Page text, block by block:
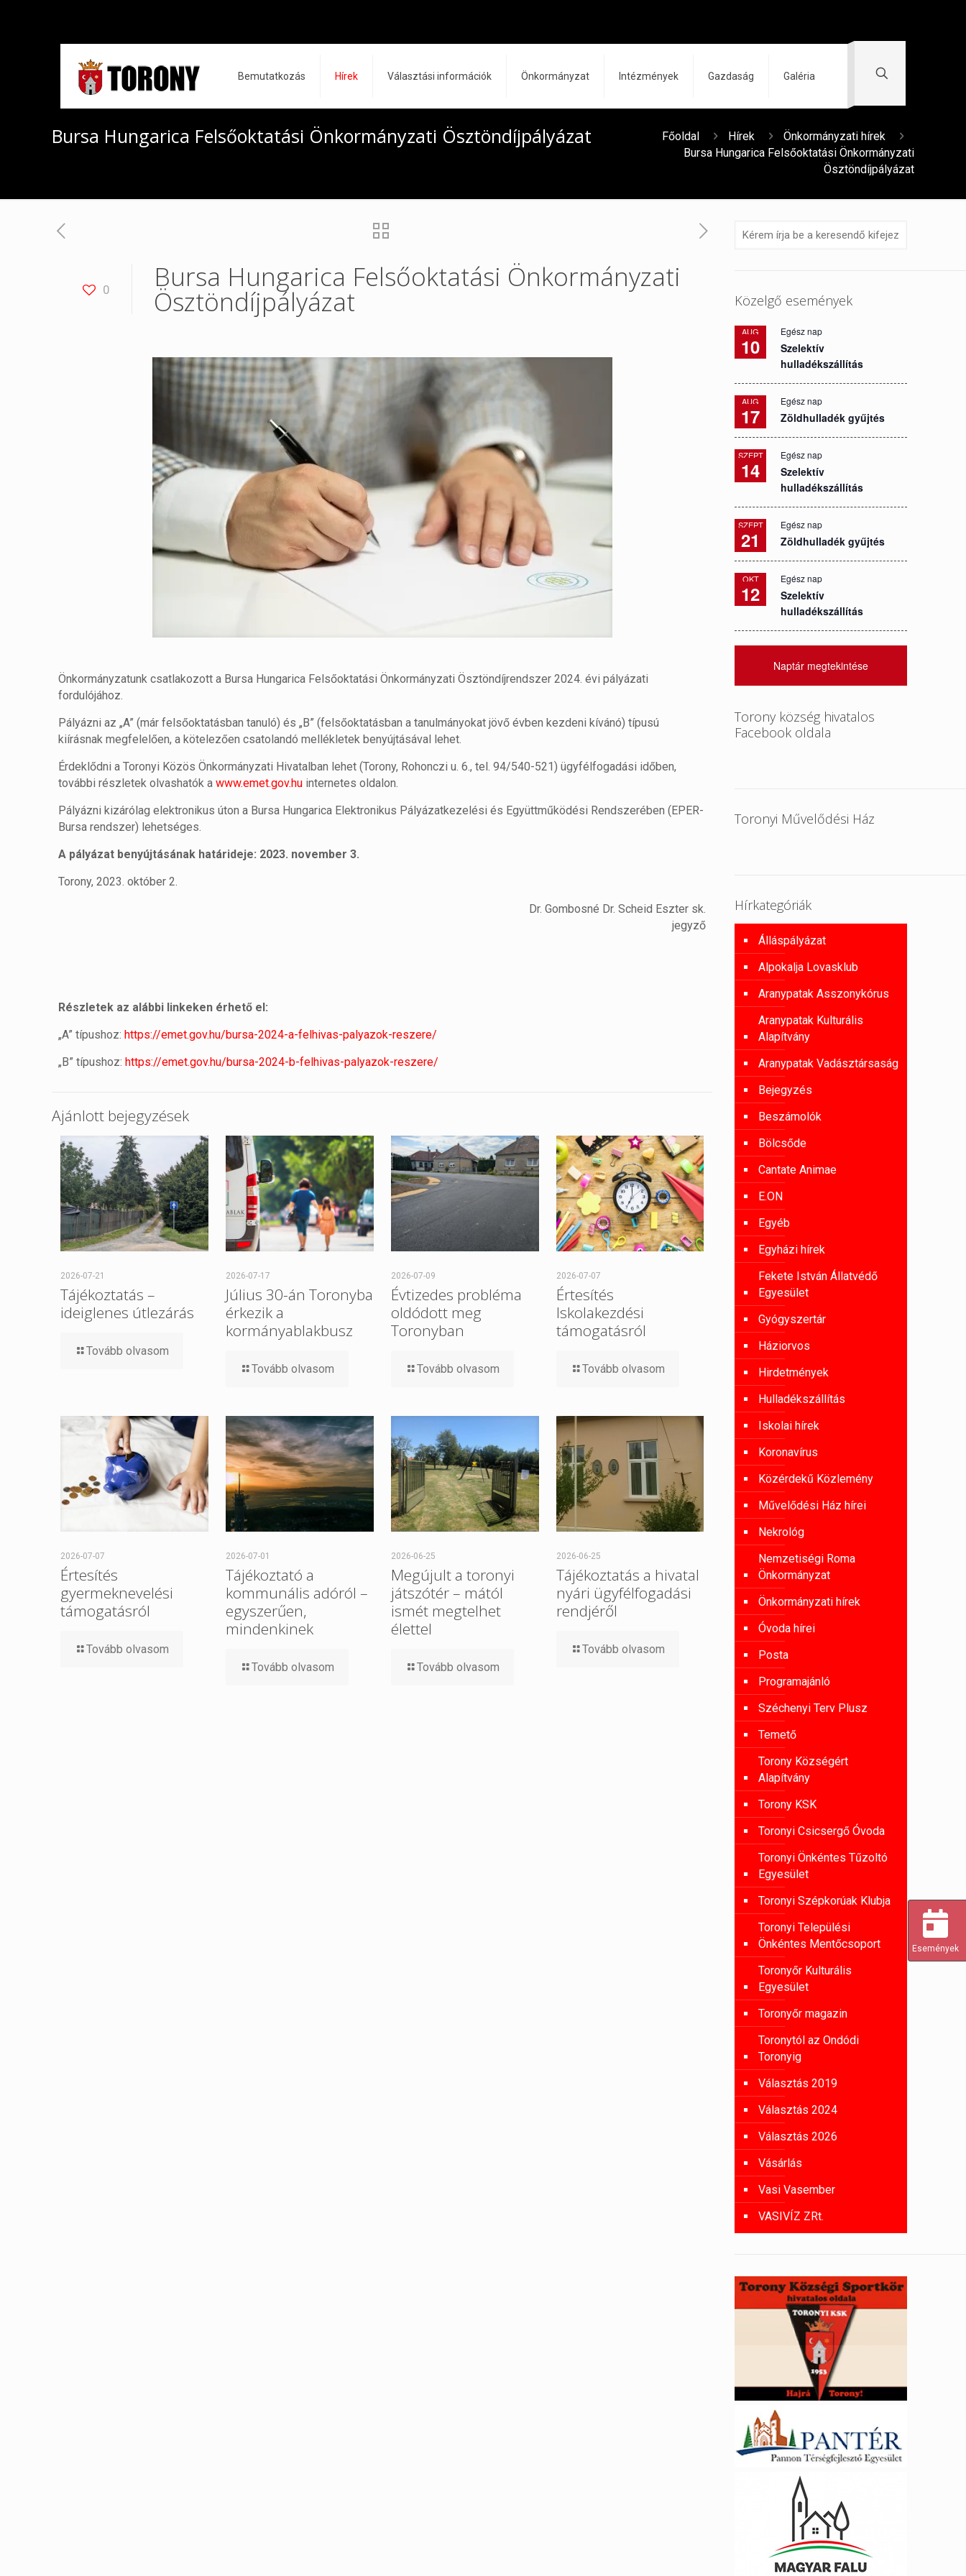
Bemutatkozás Hírek Választási információk Önkormányzat Intézmények Gazdaság Galéria
Bursa Hungarica Felsőoktatási Önkormányzati Ösztöndíjpályázat Főoldal Hírek
Önkormányzati hírek
Bursa Hungarica Felsőoktatási Önkormányzati
Ösztöndíjpályázat
0 Bursa Hungarica Felsőoktatási Önkormányzati
Ösztöndíjpályázat
Önkormányzatunk csatlakozott a Bursa Hungarica Felsőoktatási Önkormányzati Ösztöndíjrendszer 2024. évi pályázati
fordulójához.
Pályázni az „A” (már felsőoktatásban tanuló) és „B” (felsőoktatásban a tanulmányokat jövő évben kezdeni kívánó) típusú
kiírásnak megfelelően, a kötelezően csatolandó mellékletek benyújtásával lehet.
Érdeklődni a Toronyi Közös Önkormányzati Hivatalban lehet (Torony, Rohonczi u. 6., tel. 94/540-521) ügyfélfogadási időben,
további részletek olvashatók awww.emet.gov.hu internetes oldalon.
Pályázni kizárólag elektronikus úton a Bursa Hungarica Elektronikus Pályázatkezelési és Együttműködési Rendszerében (EPER-
Bursa rendszer) lehetséges.
A pályázat benyújtásának határideje: 2023. november 3.
Torony, 2023. október 2.
Dr. Gombosné Dr. Scheid Eszter sk.
jegyző
Részletek az alábbi linkeken érhető el:
„A” típushoz:https://emet.gov.hu/bursa-2024-a-felhivas-palyazok-reszere/
„B” típushoz:https://emet.gov.hu/bursa-2024-b-felhivas-palyazok-reszere/
Ajánlott bejegyzések
2026-07-21
Tájékoztatás –
ideiglenes útlezárás
Tovább olvasom
2026-07-17
Július 30-án Toronyba
érkezik a
kormányablakbusz
Tovább olvasom
2026-07-09
Évtizedes probléma
oldódott meg
Toronyban
Tovább olvasom
2026-07-07
Értesítés
Iskolakezdési
támogatásról
Tovább olvasom
2026-07-07
Értesítés
gyermeknevelési
támogatásról
Tovább olvasom
2026-07-01
Tájékoztató a
kommunális adóról –
egyszerűen,
mindenkinek
Tovább olvasom
2026-06-25
Megújult a toronyi
játszótér – mától
ismét megtelhet
élettel
Tovább olvasom
2026-06-25
Tájékoztatás a hivatal
nyári ügyfélfogadási
rendjéről
Tovább olvasom
Közelgő események
AUG
10
Egész nap
Szelektív
hulladékszállítás
AUG
17
Egész nap
Zöldhulladék gyűjtés
SZEPT
14
Egész nap
Szelektív
hulladékszállítás
SZEPT
21
Egész nap
Zöldhulladék gyűjtés
OKT
12
Egész nap
Szelektív
hulladékszállítás
Naptár megtekintése
Torony község hivatalos
Facebook oldala
Toronyi Művelődési Ház
Hírkategóriák
Álláspályázat
Alpokalja Lovasklub
Aranypatak Asszonykórus
Aranypatak Kulturális
Alapítvány
Aranypatak Vadásztársaság
Bejegyzés
Beszámolók
Bölcsőde
Cantate Animae
E.ON
Egyéb
Egyházi hírek
Fekete István Állatvédő
Egyesület
Gyógyszertár
Háziorvos
Hirdetmények
Hulladékszállítás
Iskolai hírek
Koronavírus
Közérdekű Közlemény
Művelődési Ház hírei
Nekrológ
Nemzetiségi Roma
Önkormányzat
Önkormányzati hírek
Óvoda hírei
Posta
Programajánló
Széchenyi Terv Plusz
Temető
Torony Községért
Alapítvány
Torony KSK
Toronyi Csicsergő Óvoda
Toronyi Önkéntes Tűzoltó
Egyesület
Toronyi Szépkorúak Klubja
Toronyi Települési
Önkéntes Mentőcsoport
Toronyőr Kulturális
Egyesület
Toronyőr magazin
Toronytól az Ondódi
Toronyig
Választás 2019
Választás 2024
Választás 2026
Vásárlás
Vasi Vasember
VASIVÍZ ZRt.
Események